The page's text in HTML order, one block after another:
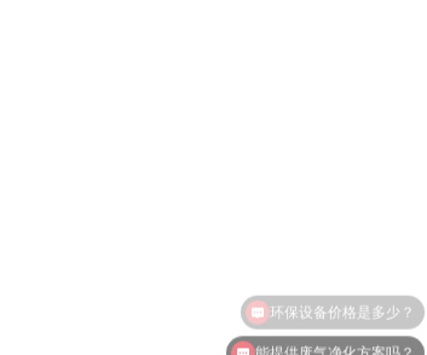
能提供废气净化方案吗？